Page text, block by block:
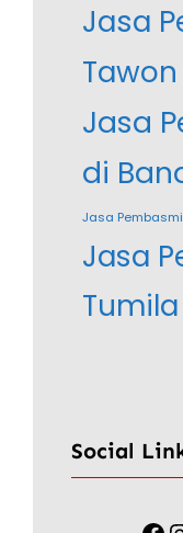
Jasa
Jasa
di
Jasa
Jasa
Social